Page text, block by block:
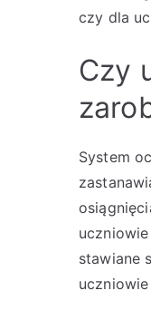
czy dla
Czy
System
stawiane